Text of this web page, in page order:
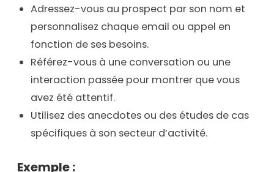
Adressez-vous au prospect par son nom et
personnalisez chaque email ou appel en
fonction de ses besoins.
Référez-vous à une conversation ou une
interaction passée pour montrer que vous
avez été attentif.
Utilisez des anecdotes ou des études de cas
spécifiques à son secteur d’activité.
Exemple :